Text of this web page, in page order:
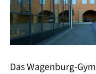
Das Wagenburg-